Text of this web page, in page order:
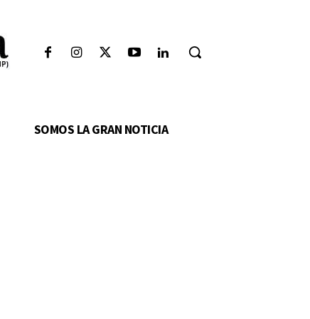
SOMOS LA GRAN NOTICIA